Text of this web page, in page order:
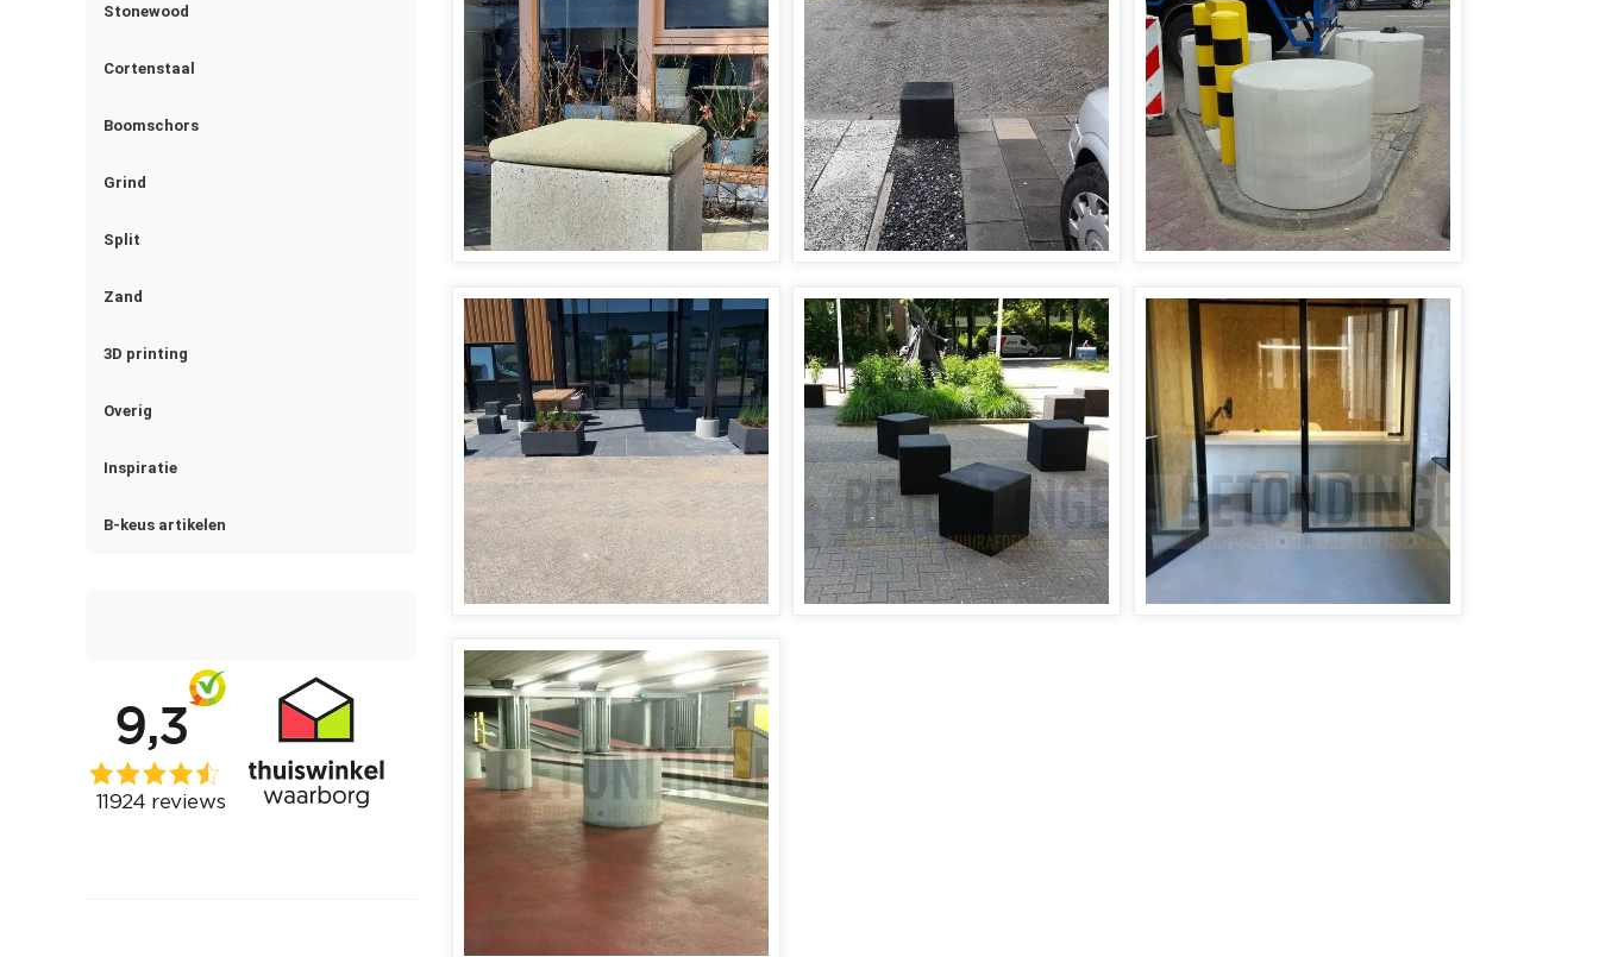
Stonewood
Cortenstaal
Boomschors
Grind
Split
Zand
3D printing
Overig
Inspiratie
B-keus artikelen